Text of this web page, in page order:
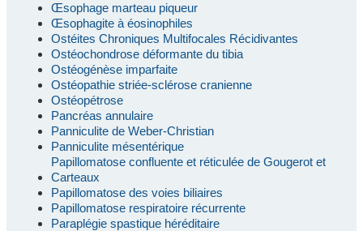
Œsophage marteau piqueur
Œsophagite à éosinophiles
Ostéites Chroniques Multifocales Récidivantes
Ostéochondrose déformante du tibia
Ostéogénèse imparfaite
Ostéopathie striée-sclérose cranienne
Ostéopétrose
Pancréas annulaire
Panniculite de Weber-Christian
Panniculite mésentérique
Papillomatose confluente et réticulée de Gougerot et
Carteaux
Papillomatose des voies biliaires
Papillomatose respiratoire récurrente
Paraplégie spastique héréditaire